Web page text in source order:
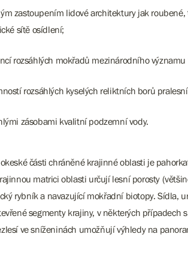
zastoupením lidové architektury jak
sítě osídlení;
rozsáhlých mokřadů mezinárodního
rozsáhlých kyselých reliktních borů
zásobami kvalitní podzemní vody.
části chráněné krajinné oblasti je
matrici oblasti určují lesní porosty
rybník a navazující mokřadní biotopy. Sídla,
segmenty krajiny, v některých případech
ve sníženinách umožňují výhledy na